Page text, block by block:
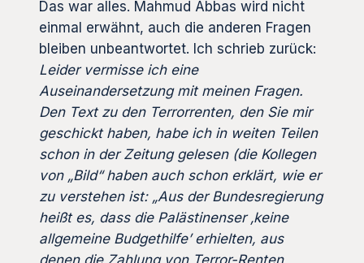
Das war alles. Mahmud Abbas wird nicht
einmal erwähnt, auch die anderen Fragen
bleiben unbeantwortet. Ich schrieb zurück:
Leider vermisse ich eine
Auseinandersetzung mit meinen Fragen.
Den Text zu den Terrorrenten, den Sie mir
geschickt haben, habe ich in weiten Teilen
schon in der Zeitung gelesen (die Kollegen
von „Bild“ haben auch schon erklärt, wie er
zu verstehen ist: „Aus der Bundesregierung
heißt es, dass die Palästinenser ‚keine
allgemeine Budgethilfe’ erhielten, aus